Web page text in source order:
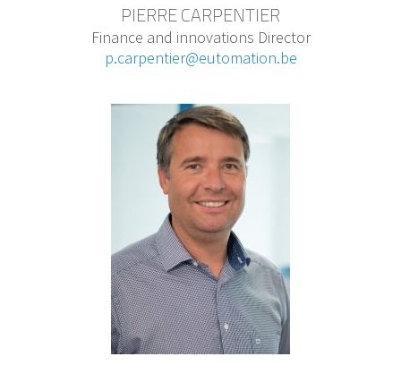
PIERRE CARPENTIER
Finance and innovations Director
p.carpentier@eutomation.be